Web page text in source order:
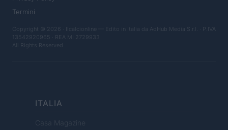
Termini
Copyright © 2026 · Ilcalcionline — Edito in Italia da AdHub Media S.r.l. · P.IVA
13542920965 · REA MI 2729933
All Rights Reserved
ITALIA
Casa Magazine